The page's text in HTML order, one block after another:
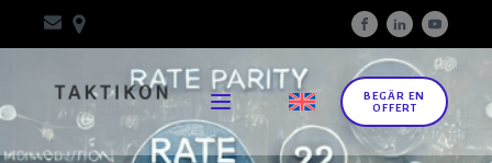
BEGÄR EN
OFFERT